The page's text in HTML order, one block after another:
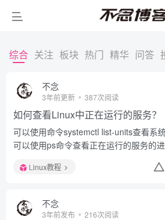
综合 关注 板块 热门 精华 问答
不念
3年前更新 387次阅读
如何查看Linux中正在运行的服务？
可以使用命令systemctl list-units查看系
可以使用ps命令查看正在运行的服务的进
Linux教程
不念
3年前发布 216次阅读